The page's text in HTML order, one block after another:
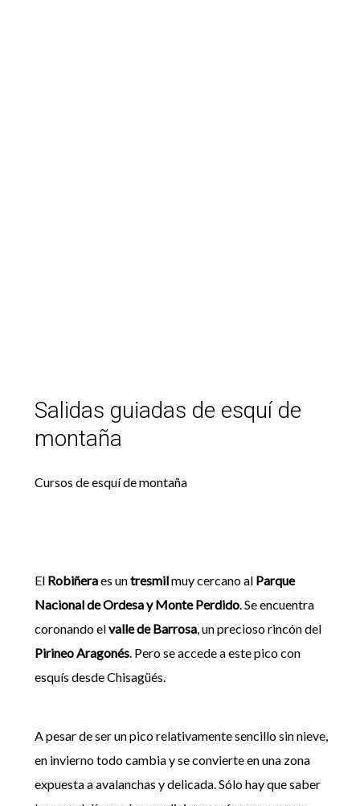
Salidas guiadas de esquí de
montaña
Cursos de esquí de montaña
El Robiñeraes untresmilmuy cercano al Parque
Nacional de Ordesa y Monte Perdido. Se encuentra
coronando elvalle de Barrosa, un precioso rincón del
Pirineo Aragonés. Pero se accede a este pico con
esquís desde Chisagüés.
A pesar de ser un pico relativamente sencillo sin nieve,
en invierno todo cambia y se convierte en una zona
expuesta a avalanchas y delicada. Sólo hay que saber